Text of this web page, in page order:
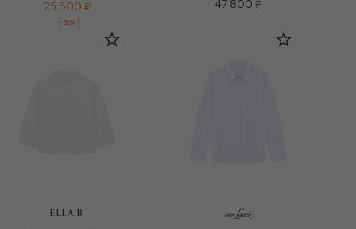
25 600 ₽
-30%
47 800 ₽
ELLA.B